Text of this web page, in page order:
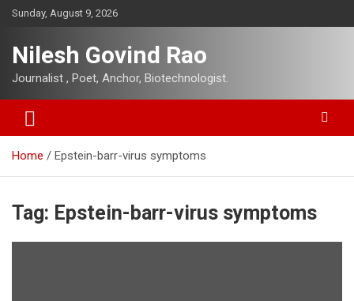
SkipSunday, August 9, 2026
Nilesh Govind Rao
Journalist , Poet, Anchor, Biotechnologist.
Home Epstein-barr-virus symptoms
Tag: Epstein-barr-virus symptoms